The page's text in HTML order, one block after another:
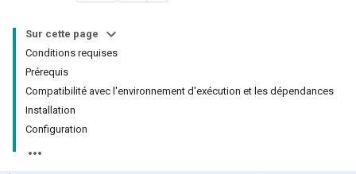
Sur cette page
Conditions requises
Prérequis
Compatibilité avec l'environnement d'exécution et les dépendances
Installation
Configuration